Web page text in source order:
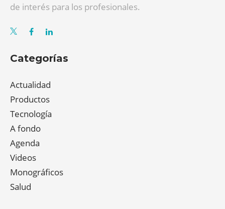
de interés para los profesionales.
Categorías
Actualidad
Productos
Tecnología
A fondo
Agenda
Videos
Monográficos
Salud